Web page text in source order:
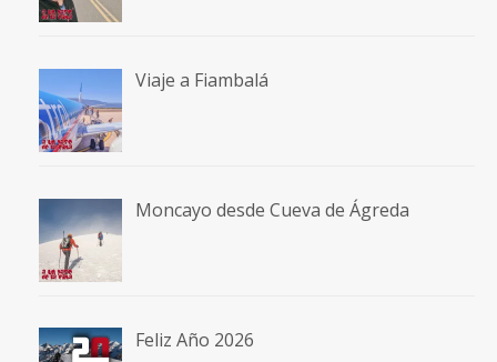
Viaje a Fiambalá
Moncayo desde Cueva de Ágreda
Feliz Año 2026